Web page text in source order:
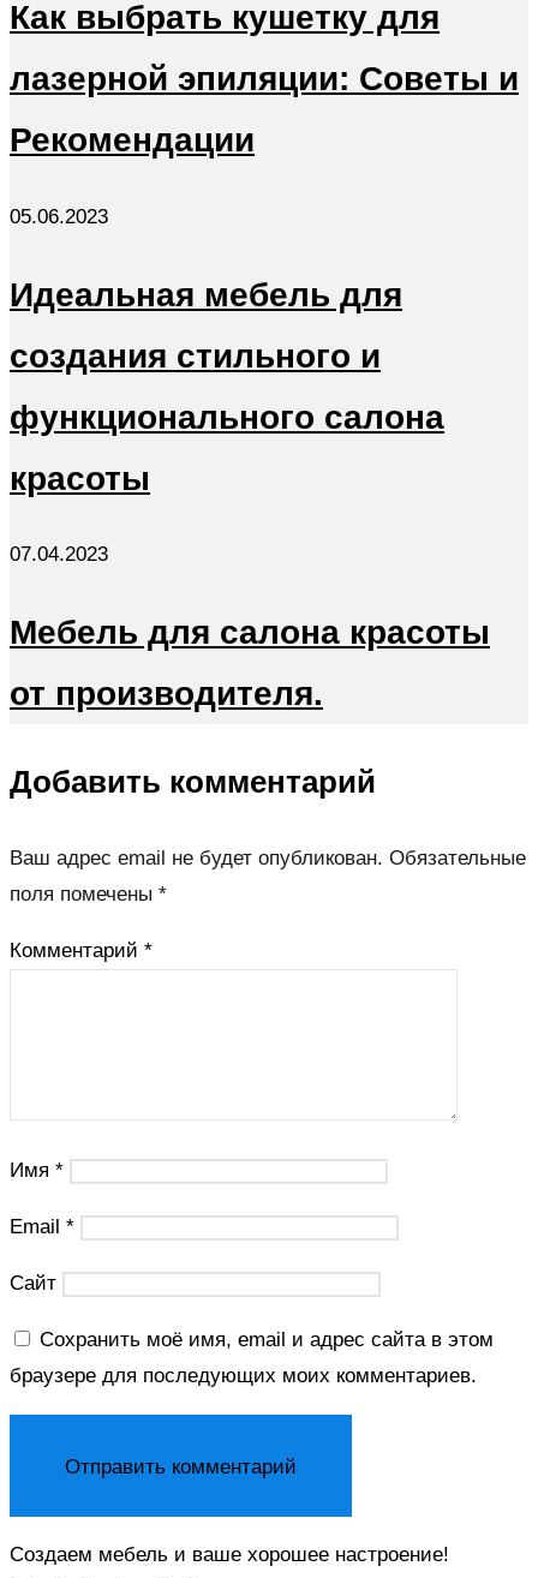
Как выбрать кушетку для
лазерной эпиляции: Советы и
Рекомендации
05.06.2023
Идеальная мебель для
создания стильного и
функционального салона
красоты
07.04.2023
Мебель для салона красоты
от производителя.
Добавить комментарий
Ваш адрес email не будет опубликован. Обязательные
поля помечены *
Комментарий *
Имя *
Email *
Сайт
Сохранить моё имя, email и адрес сайта в этом
браузере для последующих моих комментариев.
Создаем мебель и ваше хорошее настроение!